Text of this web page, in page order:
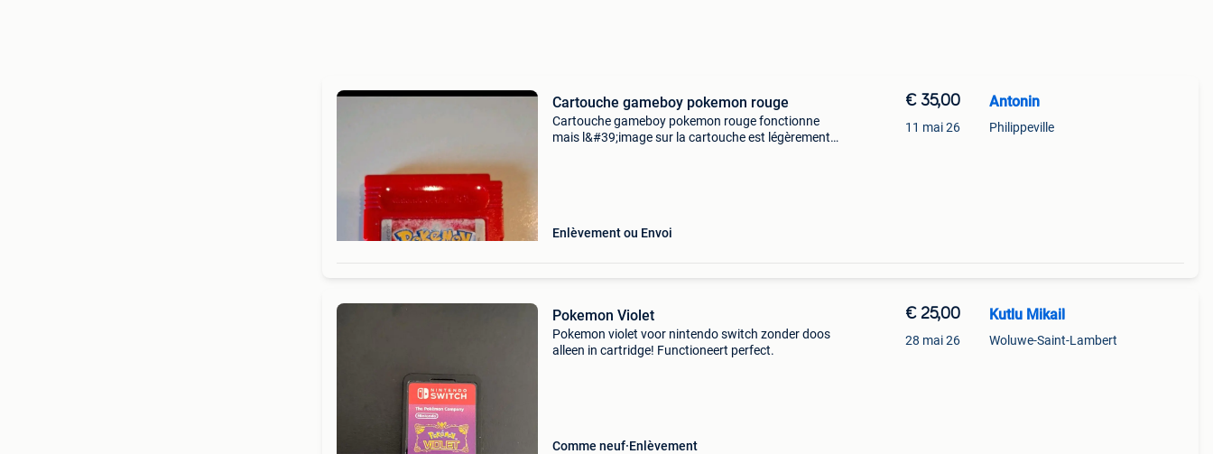
Cartouche gameboy pokemon rouge
Cartouche gameboy pokemon rouge fonctionne
mais l&#39;image sur la cartouche est légèrement
Enlèvement ou Envoi
€ 35,00
11 mai 26
Antonin
Philippeville
Pokemon Violet
Pokemon violet voor nintendo switch zonder doos
alleen in cartridge! Functioneert perfect.
Comme neuf Enlèvement
€ 25,00
28 mai 26
Kutlu Mikail
Woluwe-Saint-Lambert